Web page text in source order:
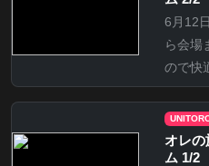
6月12
ら会場
ので快
オレの
ム 1/2